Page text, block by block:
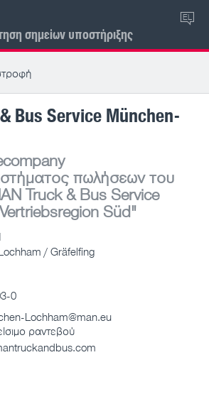
σημείων υποστήριξης
EL
Bus Service München-
πωλήσεων του
Truck & Bus Service
Süd"
/ Gräfelfing
0
Lochham@man.eu
ραντεβού